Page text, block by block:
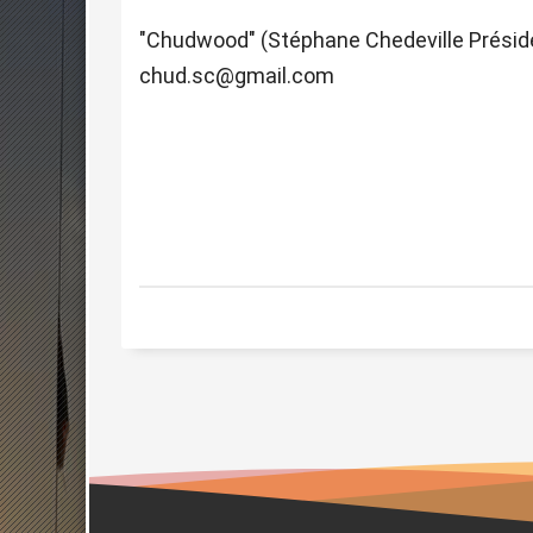
"Chudwood" (Stéphane Chedeville
chud.sc@gmail.com